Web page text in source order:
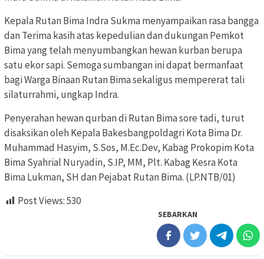
Kepala Rutan Bima Indra Sukma menyampaikan rasa bangga
dan Terima kasih atas kepedulian dan dukungan Pemkot
Bima yang telah menyumbangkan hewan kurban berupa
satu ekor sapi. Semoga sumbangan ini dapat bermanfaat
bagi Warga Binaan Rutan Bima sekaligus mempererat tali
silaturrahmi, ungkap Indra.
Penyerahan hewan qurban di Rutan Bima sore tadi, turut
disaksikan oleh Kepala Bakesbangpoldagri Kota Bima Dr.
Muhammad Hasyim, S.Sos, M.Ec.Dev, Kabag Prokopim Kota
Bima Syahrial Nuryadin, S.IP, MM, Plt. Kabag Kesra Kota
Bima Lukman, SH dan Pejabat Rutan Bima. (LP.NTB/01)
Post Views:530
SEBARKAN